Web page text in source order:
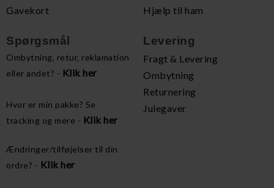
Gavekort
Hjælp til ham
Spørgsmål
Ombytning, retur, reklamation
eller andet? - Klik her
Hvor er min pakke? Se
tracking og mere - Klik her
Ændringer/tilføjelser til din
ordre? - Klik her
Levering
Fragt & Levering
Ombytning
Returnering
Julegaver